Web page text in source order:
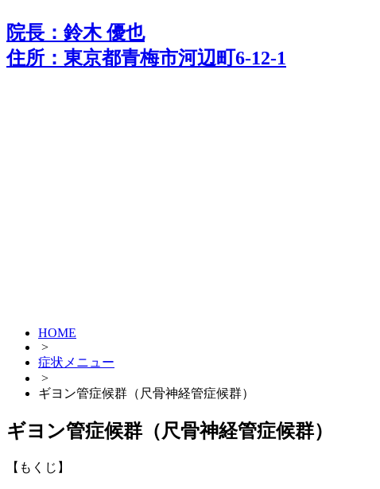
院長：鈴木 優也
住所：東京都青梅市河辺町6-12-1
HOME
>
症状メニュー
>
ギヨン管症候群（尺骨神経管症候群）
ギヨン管症候群（尺骨神経管症候群）
【もくじ】